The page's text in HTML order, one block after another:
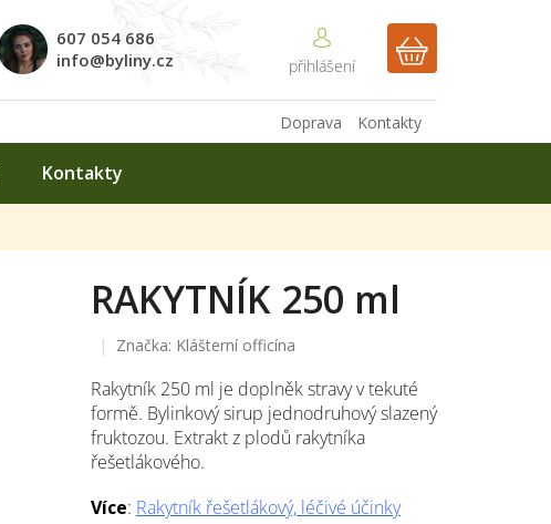
607 054 686
info@byliny.cz
NÁKUPNÍ
Kontakty
Doprava
Kontakty
Rakytník 250 ml je doplněk stravy v tekuté
formě. Bylinkový sirup jednodruhový slazený
fruktozou. Extrakt z plodů rakytníka
řešetlákového.
Více: Rakytník řešetlákový, léčivé účinky
RAKYTNÍK 250 ml
Značka: Klášterní officína